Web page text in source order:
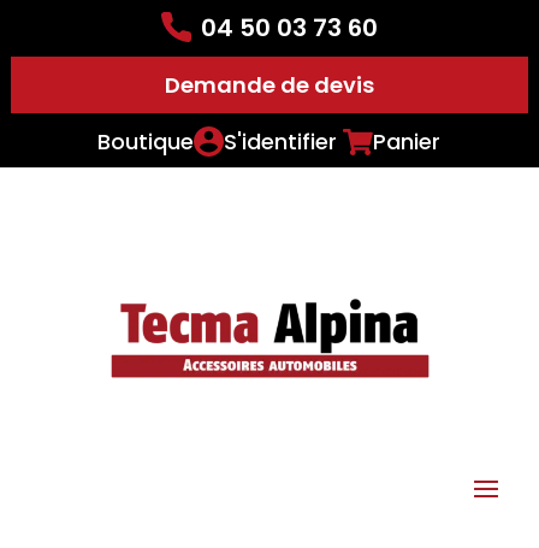
04 50 03 73 60
Demande de devis
Boutique
S'identifier Panier